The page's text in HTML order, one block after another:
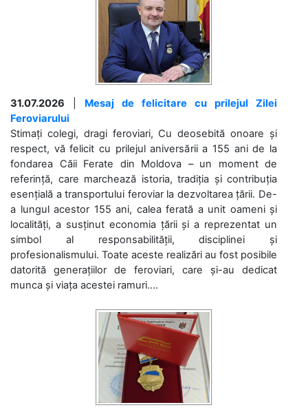
31.07.2026
Mesaj de felicitare cu prilejul Zilei
Feroviarului
Stimați colegi, dragi feroviari, Cu deosebită onoare și
respect, vă felicit cu prilejul aniversării a 155 ani de la
fondarea Căii Ferate din Moldova – un moment de
referință, care marchează istoria, tradiția și contribuția
esențială a transportului feroviar la dezvoltarea țării. De-
a lungul acestor 155 ani, calea ferată a unit oameni și
localități, a susținut economia țării și a reprezentat un
simbol al responsabilității, disciplinei și
profesionalismului. Toate aceste realizări au fost posibile
datorită generațiilor de feroviari, care și-au dedicat
munca și viața acestei ramuri....